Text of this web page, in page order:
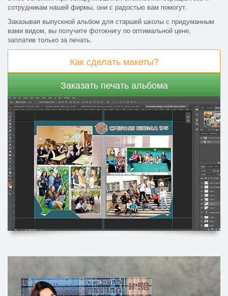
сотрудникам нашей фирмы, они с радостью вам помогут.
Заказывая выпускной альбом для старшей школы с придуманным
вами видом, вы получите фотокнигу по оптимальной цене,
заплатив только за печать.
Как сделать макеты?
Заказать печать альбома